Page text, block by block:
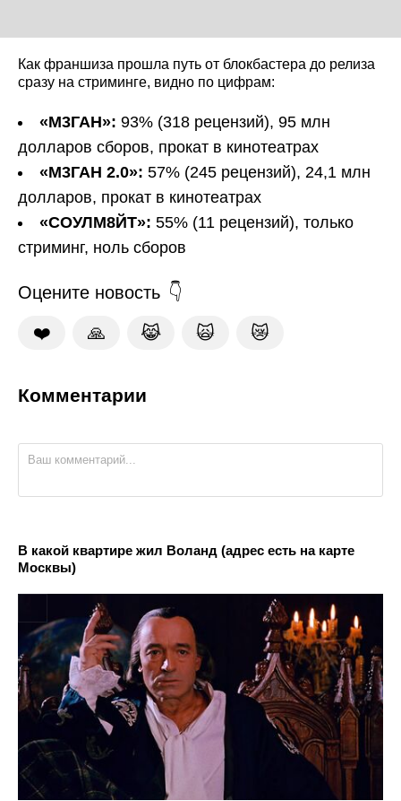
Как франшиза прошла путь от блокбастера до релиза
сразу на стриминге, видно по цифрам:
«М3ГАН»: 93% (318 рецензий), 95 млн
долларов сборов, прокат в кинотеатрах
«М3ГАН 2.0»: 57% (245 рецензий), 24,1 млн
долларов, прокат в кинотеатрах
«СОУЛМ8ЙТ»: 55% (11 рецензий), только
стриминг, ноль сборов
Оцените новость
❤️ 🙏 😹 🙀 😿
Комментарии
В какой квартире жил Воланд (адрес есть на карте
Москвы)